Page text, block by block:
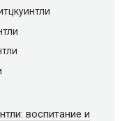
воспитание и